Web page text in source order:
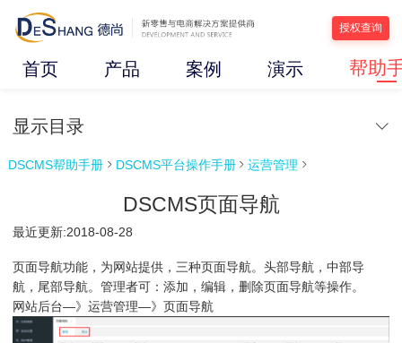
授权查询
首页 产品 案例 演示 帮助
显示目录
DSCMS帮助手册  DSCMS平台操作手册  运营管理 
DSCMS页面导航
最近更新:2018-08-28
页面导航功能，为网站提供，三种页面导航。头部导航，中部导
航，尾部导航。管理者可：添加，编辑，删除页面导航等操作。
网站后台—》运营管理—》页面导航